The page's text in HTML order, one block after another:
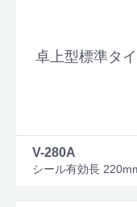
卓上型標準タ
V-280A
シール有効長